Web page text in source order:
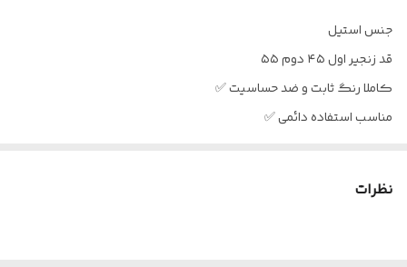
جنس استیل
قد زنجیر اول ۴۵ دوم ۵۵
کاملا رنگ ثابت و ضد حساسیت ✅
مناسب استفاده دائمی ✅
نظرات